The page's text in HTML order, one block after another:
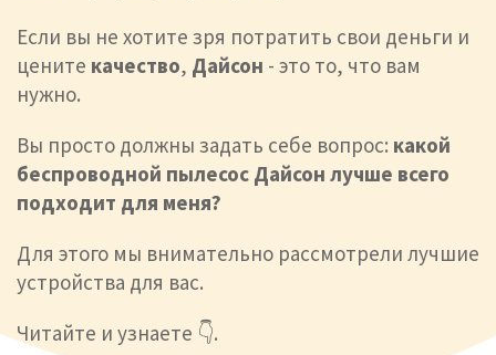
Если вы не хотите зря потратить свои деньги и
цените качество, Дайсон - это то, что вам
нужно.
Вы просто должны задать себе вопрос: какой
беспроводной пылесос Дайсон лучше всего
подходит для меня?
Для этого мы внимательно рассмотрели лучшие
устройства для вас.
Читайте и узнаете 👇.